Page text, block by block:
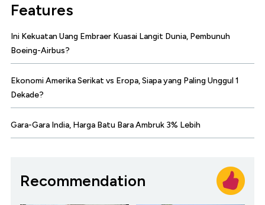
Features
Ini Kekuatan Uang Embraer Kuasai Langit Dunia, Pembunuh
Boeing-Airbus?
Ekonomi Amerika Serikat vs Eropa, Siapa yang Paling Unggul 1
Dekade?
Gara-Gara India, Harga Batu Bara Ambruk 3% Lebih
Recommendation